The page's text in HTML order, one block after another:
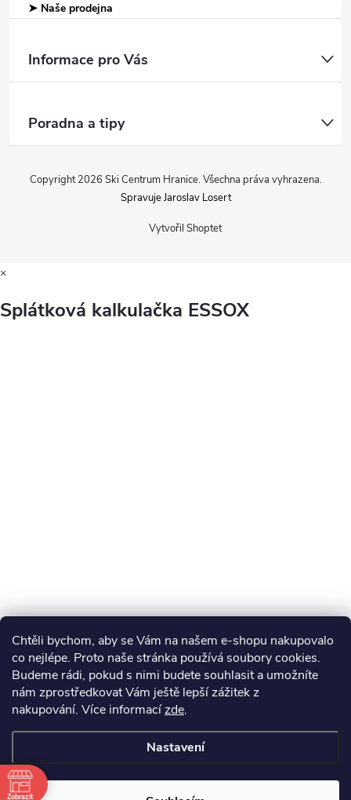
Chtěli bychom, aby se Vám na našem e-shopu nakupovalo
co nejlépe. Proto naše stránka používá soubory cookies.
Budeme rádi, pokud s nimi budete souhlasit a umožníte
nám zprostředkovat Vám ještě lepší zážitek z
nakupování. Více informacízde.
Nastavení
➤ Naše prodejna
Informace pro Vás
Poradna a tipy
Vytvořil Shoptet
Copyright 2026 Ski Centrum Hranice. Všechna práva vyhrazena.
Spravuje Jaroslav Losert
×
Splátková kalkulačka ESSOX
Zobrazit